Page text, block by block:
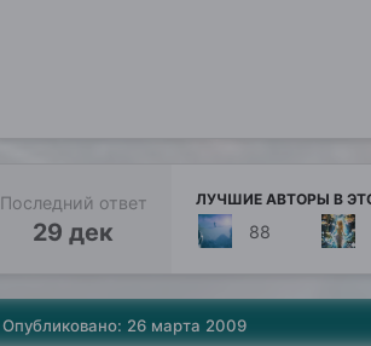
Последний ответ
29 дек
ЛУЧШИЕ АВТОРЫ В
88
Опубликовано: 26 марта 2009